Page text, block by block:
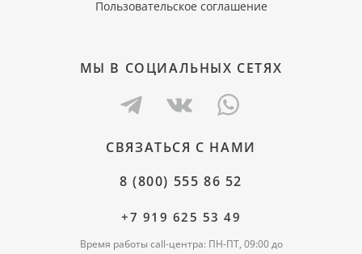
Пользовательское соглашение
МЫ В СОЦИАЛЬНЫХ СЕТЯХ
СВЯЗАТЬСЯ С НАМИ
8 (800) 555 86 52
+7 919 625 53 49
Время работы call-центра: ПН-ПТ, 09:00 до